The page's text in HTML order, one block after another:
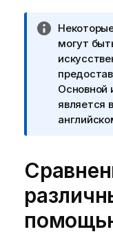
могут
Основной
является